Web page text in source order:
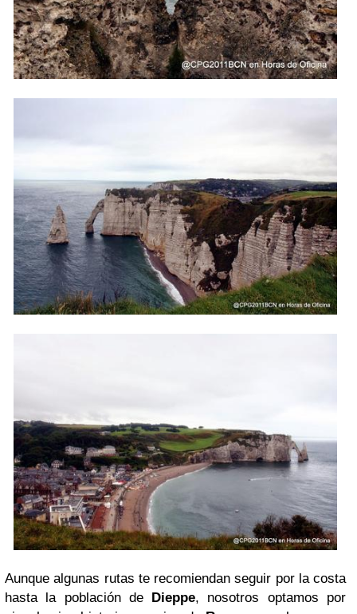
Aunque algunas rutas te recomiendan seguir por la costa
hasta la población de
Dieppe, nosotros optamos por